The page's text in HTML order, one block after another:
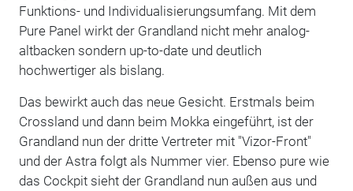
Funktions- und Individualisierungsumfang. Mit dem
Pure Panel wirkt der Grandland nicht mehr analog-
altbacken sondern up-to-date und deutlich
hochwertiger als bislang.
Das bewirkt auch das neue Gesicht. Erstmals beim
Crossland und dann beim Mokka eingeführt, ist der
Grandland nun der dritte Vertreter mit "Vizor-Front"
und der Astra folgt als Nummer vier. Ebenso pure wie
das Cockpit sieht der Grandland nun außen aus und